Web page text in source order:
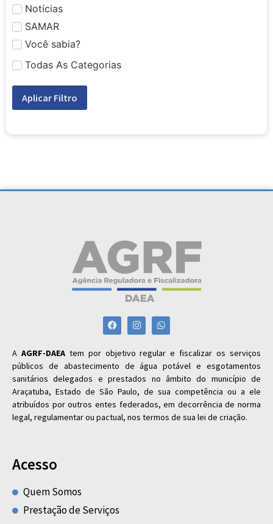
Notícias
SAMAR
Você sabia?
Todas As Categorias
Aplicar Filtro
A AGRF-DAEAtem por objetivo regular e fiscalizar os serviços
públicos de abastecimento de água potável e esgotamentos
sanitários delegados e prestados no âmbito do município de
Araçatuba, Estado de São Paulo, de sua competência ou a ele
atribuídos por outros entes federados, em decorrência de norma
legal, regulamentar ou pactual, nos termos de sua lei de criação.
Acesso
Quem Somos
Prestação de Serviços